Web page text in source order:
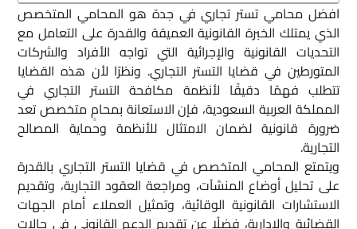
افضل محامي تستر تجاري في جدة هو المحامي المتخصص
الذي يمتلك الخبرة القانونية العميقة والقدرة على التعامل مع
التحديات القانونية والإجرائية التي تواجه الأفراد والشركات
المتورطين في قضايا التستر التجاري. ونظرًا لأن هذه القضايا
تتطلب فهمًا دقيقًا لأنظمة مكافحة التستر التجاري في
المملكة العربية السعودية، فإن الاستعانة بمحامٍ متخصص تعد
ضرورة قانونية لضمان الامتثال للأنظمة وحماية المصالح
التجارية.
ويتمتع المحامي المتخصص في قضايا التستر التجاري بالقدرة
على تحليل أوضاع المنشآت، ومراجعة العقود التجارية، وتقديم
الاستشارات القانونية الوقائية، وتمثيل العملاء أمام الجهات
القضائية والإدارية، فضلًا عن تقديم الدعم القانوني في حالات